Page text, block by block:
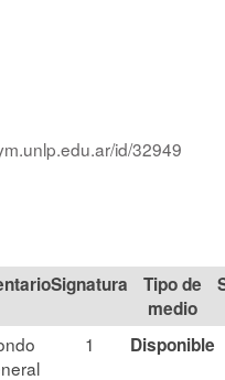
id/32949
Signatura
Tipo de
medio
1 Disponible